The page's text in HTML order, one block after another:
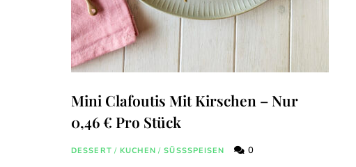
Mini Clafoutis Mit Kirschen – Nur
0,46 € Pro Stück
DESSERT / KUCHEN / SÜSSSPEISEN 0